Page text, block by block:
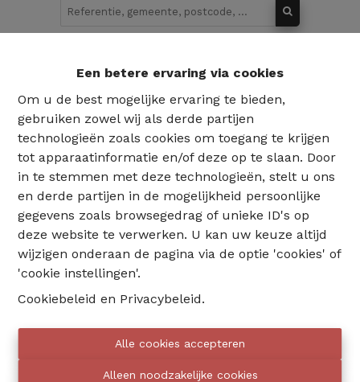
Een betere ervaring via cookies
Om u de best mogelijke ervaring te bieden,
gebruiken zowel wij als derde partijen
technologieën zoals cookies om toegang te krijgen
tot apparaatinformatie en/of deze op te slaan. Door
in te stemmen met deze technologieën, stelt u ons
en derde partijen in de mogelijkheid persoonlijke
gegevens zoals browsegedrag of unieke ID's op
deze website te verwerken. U kan uw keuze altijd
wijzigen onderaan de pagina via de optie 'cookies' of
'cookie instellingen'.
Cookiebeleid en Privacybeleid.
Alle cookies accepteren
Alleen noodzakelijke cookies
02 735 18 38